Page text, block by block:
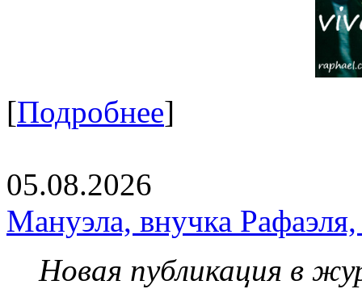
[Подробнее]
05.08.2026
Мануэла, внучка
Новая публикация в